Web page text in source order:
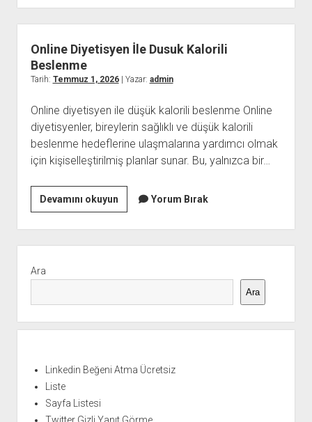
Dekorasyonunda
2026
Trendleri
Online Diyetisyen İle Dusuk Kalorili
Beslenme
Tarih: Temmuz 1, 2026| Yazar: admin
Online diyetisyen ile düşük kalorili beslenme Online
diyetisyenler, bireylerin sağlıklı ve düşük kalorili
beslenme hedeflerine ulaşmalarına yardımcı olmak
için kişiselleştirilmiş planlar sunar. Bu, yalnızca bir…
Devamını okuyunOnline
Diyetisyen
İle
Dusuk
Beslenme
Yorum Bırak
Menü
Ara
Ara
Linkedin Beğeni Atma Ücretsiz
Liste
Sayfa Listesi